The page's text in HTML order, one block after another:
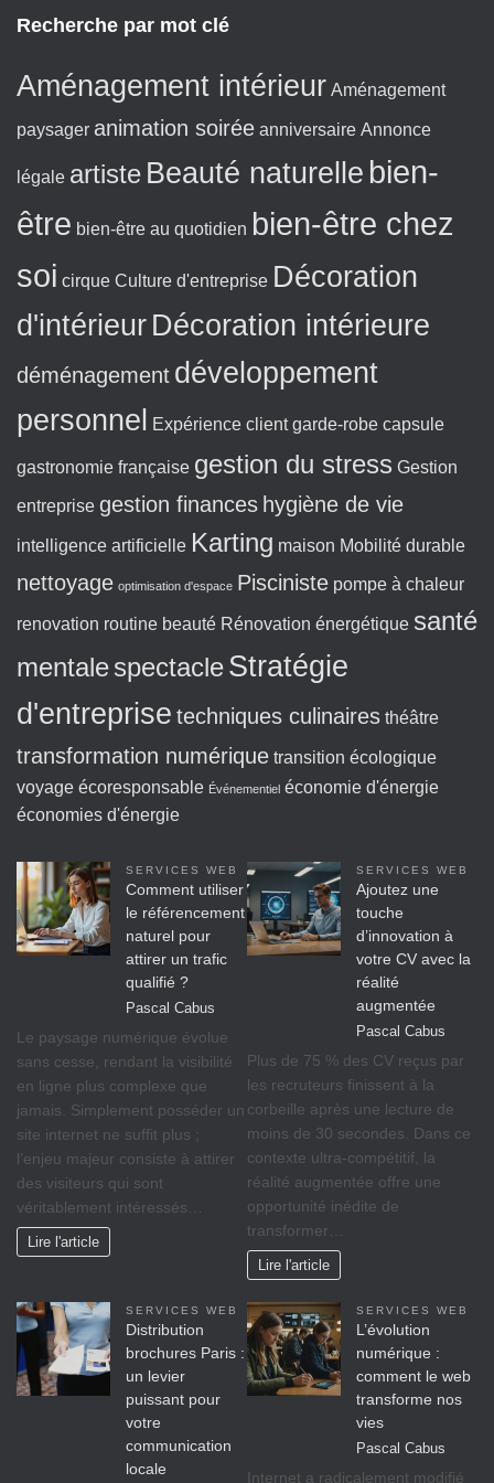
Recherche par mot clé
Aménagement intérieur Aménagement
paysager animation soirée anniversaire Annonce
légale artiste Beauté naturelle bien-
être bien-être au quotidien bien-être chez
soi cirque Culture d'entreprise Décoration
d'intérieurDécoration intérieure
déménagement développement
personnel Expérience client garde-robe capsule
gastronomie française gestion du stress Gestion
entreprise gestion finances hygiène de vie
intelligence artificielle Karting maison Mobilité durable
nettoyage optimisation d'espace Pisciniste pompe à chaleur
renovation routine beauté Rénovation énergétique santé
mentalespectacleStratégie
d'entreprise techniques culinaires théâtre
transformation numérique transition écologique
voyage écoresponsable Événementiel économie d'énergie
économies d'énergie
SERVICES WEB
Comment utiliser
le référencement
naturel pour
attirer un trafic
qualifié ?
Pascal Cabus
Le paysage numérique évolue
sans cesse, rendant la visibilité
en ligne plus complexe que
jamais. Simplement posséder un
site internet ne suffit plus ;
l’enjeu majeur consiste à attirer
des visiteurs qui sont
véritablement intéressés…
Lire l'article
SERVICES WEB
Ajoutez une
touche
d’innovation à
votre CV avec la
réalité
augmentée
Pascal Cabus
Plus de 75 % des CV reçus par
les recruteurs finissent à la
corbeille après une lecture de
moins de 30 secondes. Dans ce
contexte ultra-compétitif, la
réalité augmentée offre une
opportunité inédite de
transformer…
Lire l'article
SERVICES WEB
Distribution
brochures Paris :
un levier
puissant pour
votre
communication
locale
SERVICES WEB
L’évolution
numérique :
comment le web
transforme nos
vies
Pascal Cabus
Internet a radicalement modifié